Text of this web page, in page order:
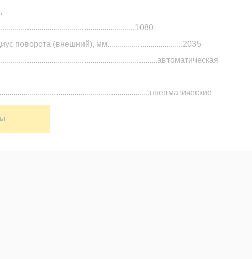
поворота (внешний), мм.....................................2035
месяцев или 2000 мото часов